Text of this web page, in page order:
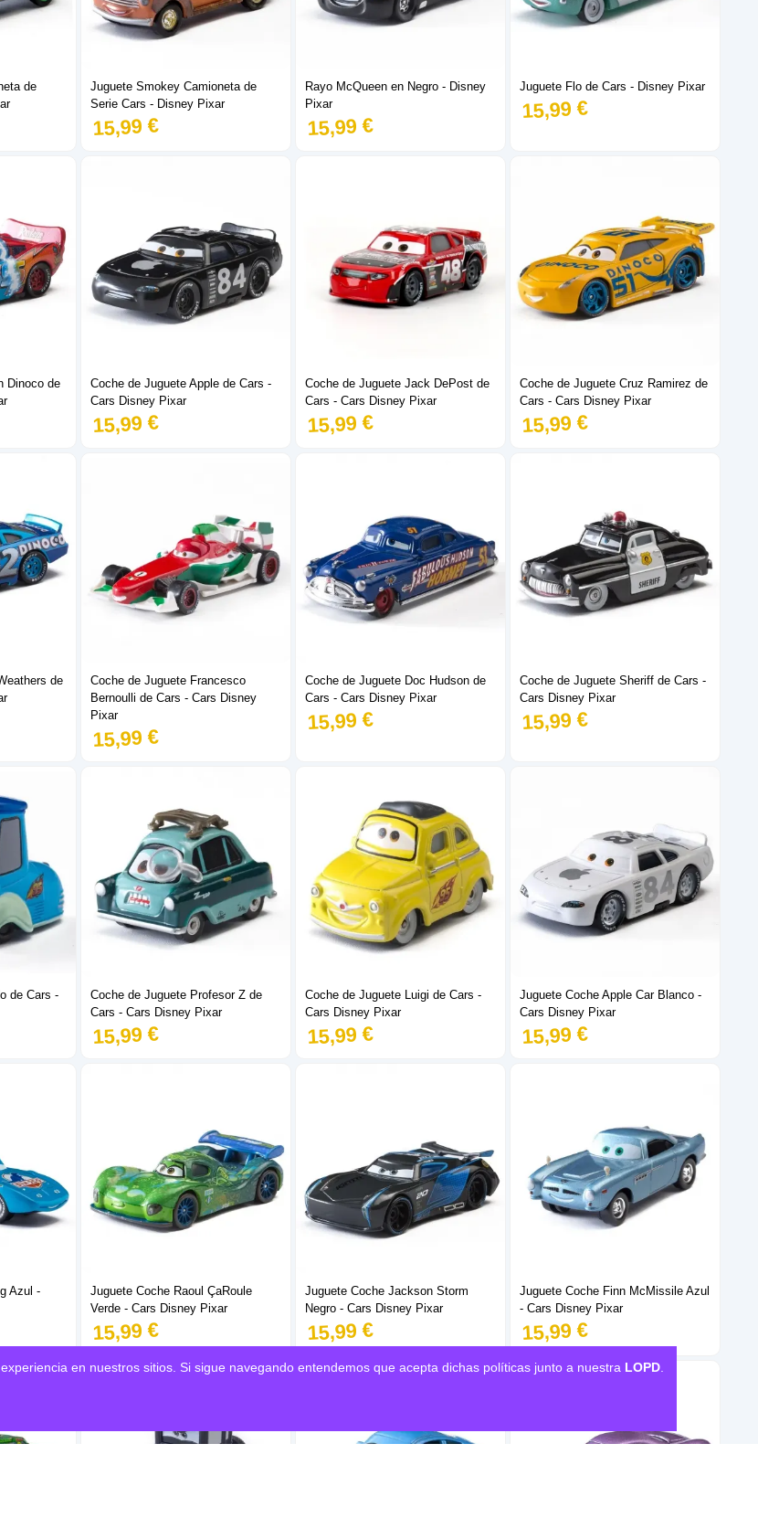
de
Juguete Smokey Camioneta de
Serie Cars - Disney Pixar
15,99 €
Rayo McQueen en Negro - Disney
Pixar
15,99 €
Juguete Flo de Cars - Disney Pixar
15,99 €
Dinoco de
Coche de Juguete Apple de Cars -
Cars Disney Pixar
15,99 €
Coche de Juguete Jack DePost de
Cars - Cars Disney Pixar
15,99 €
Coche de Juguete Cruz Ramirez de
Cars - Cars Disney Pixar
15,99 €
de
Coche de Juguete Francesco
Bernoulli de Cars - Cars Disney
Pixar
15,99 €
Coche de Juguete Doc Hudson de
Cars - Cars Disney Pixar
15,99 €
Coche de Juguete Sheriff de Cars -
Cars Disney Pixar
15,99 €
de Cars -
Coche de Juguete Profesor Z de
Cars - Cars Disney Pixar
15,99 €
Coche de Juguete Luigi de Cars -
Cars Disney Pixar
15,99 €
Juguete Coche Apple Car Blanco -
Cars Disney Pixar
15,99 €
Azul -
Juguete Coche Raoul ÇaRoule
Verde - Cars Disney Pixar
15,99 €
Juguete Coche Jackson Storm
Negro - Cars Disney Pixar
15,99 €
Juguete Coche Finn McMissile Azul
- Cars Disney Pixar
15,99 €
en nuestros sitios. Si sigue navegando entendemos que acepta dichas políticas junto a nuestra LOPD